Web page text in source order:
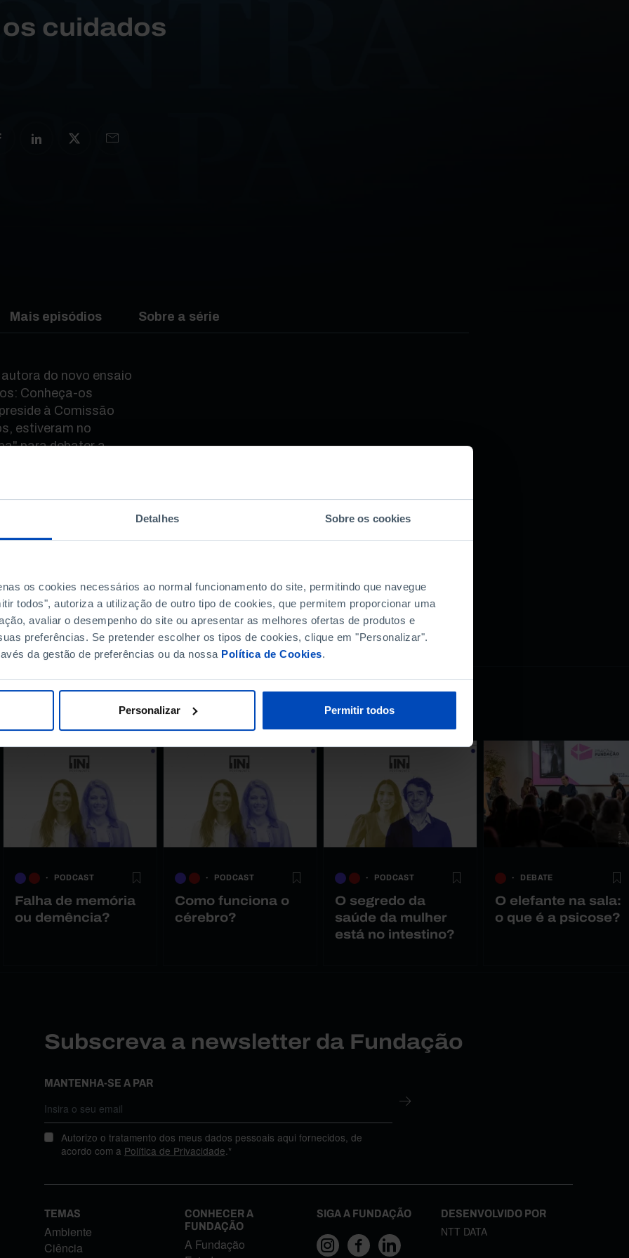
Detalhes Sobre os cookies
os cookies necessários ao normal funcionamento do site, permitindo que navegue
todos", autoriza a utilização de outro tipo de cookies, que permitem proporcionar uma
avaliar o desempenho do site ou apresentar as melhores ofertas de produtos e
preferências. Se pretender escolher os tipos de cookies, clique em "Personalizar".
da gestão de preferências ou da nossa Política de Cookies.
Personalizar Permitir todos
cuidados
Mais episódios Sobre a série
do novo ensaio
Conheça-os
à Comissão
estiveram no
para debater a
e as respostas
pandemia.
PODCAST
Falha de memória
ou demência?
PODCAST
Como funciona o
cérebro?
PODCAST
O segredo da
saúde da mulher
está no intestino?
DEBATE
O elefante na sala:
o que é a psicose?
Subscreva a newsletter da Fundação
MANTENHA-SE A PAR
Autorizo o tratamento dos meus dados pessoais aqui fornecidos, de
acordo com a Política de Privacidade .*
TEMAS
Ambiente
Ciência
CONHECER A
FUNDAÇÃO
A Fundação
SIGA A FUNDAÇÃO DESENVOLVIDO POR
NTT DATA